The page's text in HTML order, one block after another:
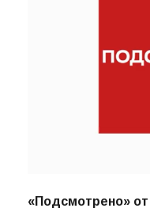
«Подсмотрено»